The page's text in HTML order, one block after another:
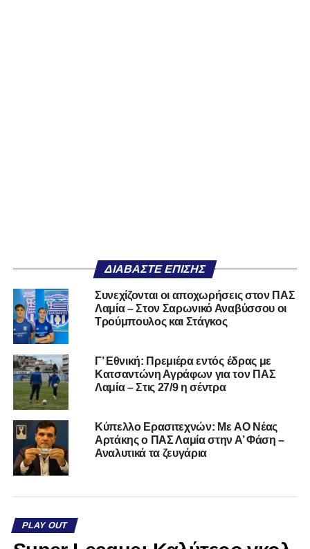
ΔΙΑΒΆΣΤΕ ΕΠΊΣΗΣ
Συνεχίζονται οι αποχωρήσεις στον ΠΑΣ
Λαμία – Στον Σαρωνικό Αναβύσσου οι
Τρούμπουλος και Στάγκος
Γ’ Εθνική: Πρεμιέρα εντός έδρας με
Κατσαντώνη Αγράφων για τον ΠΑΣ
Λαμία – Στις 27/9 η σέντρα
Kύπελλο Ερασιτεχνών: Με AO Nέας
Αρτάκης ο ΠΑΣ Λαμία στην Α’ Φάση –
Αναλυτικά τα ζευγάρια
PLAY OUT